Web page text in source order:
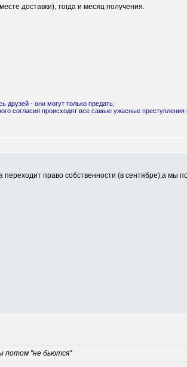
доставки), тогда и месяц получения.
друзей - они могут только предать;
согласия происходят все самые ужасные преступления
переходит право собственности (в сентябре),а
потом "не бьются"